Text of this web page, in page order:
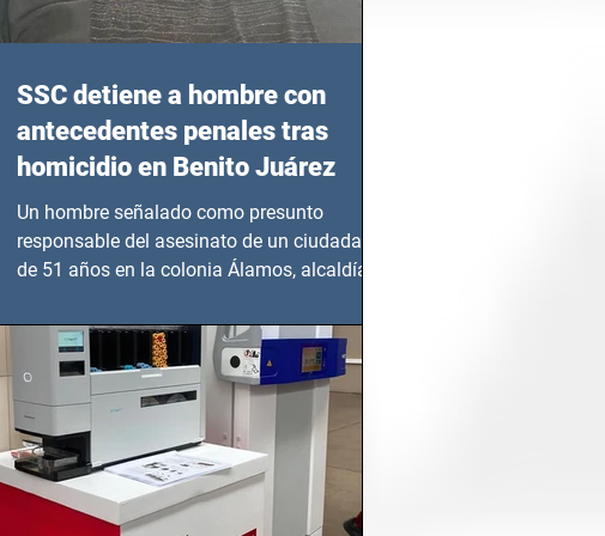
SSC detiene a hombre con
antecedentes penales tras
homicidio en Benito Juárez
Un hombre señalado como presunto
responsable del asesinato de un ciudadano
de 51 años en la colonia Álamos, alcaldía